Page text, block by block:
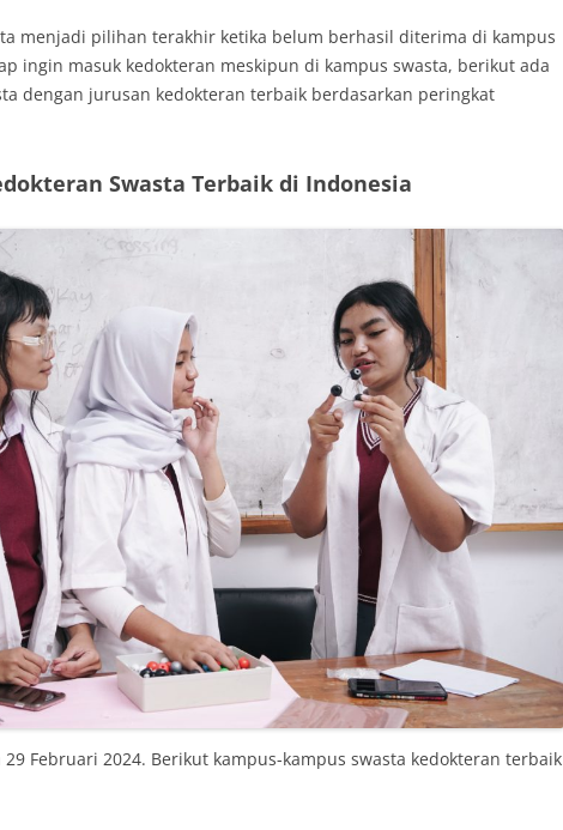
menjadi pilihan terakhir ketika belum berhasil diterima di kampus
ingin masuk kedokteran meskipun di kampus swasta, berikut ada
dengan jurusan kedokteran terbaik berdasarkan peringkat
Swasta Terbaik di Indonesia
Februari 2024. Berikut kampus-kampus swasta kedokteran terbaik